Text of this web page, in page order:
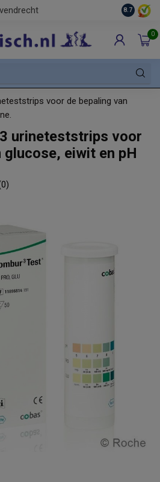
8.7
0
voor de bepaling van
urineteststrips voor
glucose, eiwit en pH